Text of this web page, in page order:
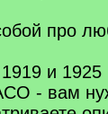
про
и 1925
- вам